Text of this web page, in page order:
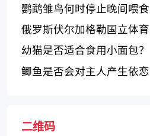
如何？
鹦鹉雏鸟何时停止晚间喂食
俄罗斯伏尔加格勒国立体
幼猫是否适合食用小面包？
鲫鱼是否会对主人产生依恋
二维码